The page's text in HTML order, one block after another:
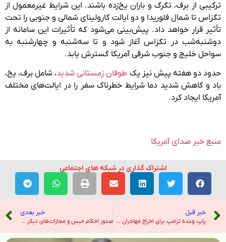
ترکیبی از برف، تگرگ و باران یخ‌زده باشند. این شرایط غیرمعمول از
تگزاس تا شمال فلوریدا و دو ایالت کارولینای شمالی و جنوبی را تحت
تأثیر قرار خواهد داد. پیش‌بینی می‌شود که تأثیرات این سامانه از
دوشنبه‌شب در تگزاس آغاز شود و تا سه‌شنبه و چهارشنبه به
سواحل خلیج و جنوب شرقی آمریکا گسترش یابد.
حدود دو هفته پیش نیز یک طوفان زمستانی شدید، شامل برف، یخ،
باد و کاهش شدید دما شرایط خطرناک سفر را در ایالت‌های مختلف
آمریکا ایجاد کرد.
منبع خبر صدای آمریکا
اشتراک گذاری در شبکه های اجتماعی
خبر قبل
پاپ: وعده ترامپ برای اخراج مهاجران مصیبت بار خواهد بود – خبرگزاری ایرنا
خبر بعدی
صدور احکام حبس و مجازات‌های دیگر برای دو وکیل در تهران و مشهد – صدای آمریکا